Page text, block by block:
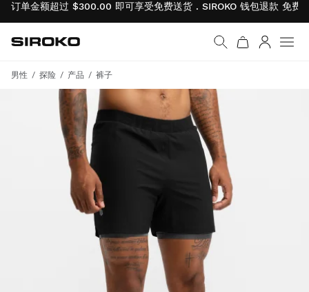
订单金额超过 $300.00 即可享受免费送货 . SIROKO 钱包退款 免费
返回首页
Siroko.com
男性 探险 产品 裤子